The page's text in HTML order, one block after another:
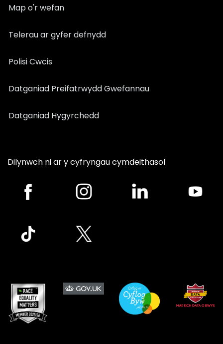
Map o'r wefan
Telerau ar gyfer defnydd
Polisi Cwcis
Datganiad Preifatrwydd Gwefannau
Datganiad Hygyrchedd
Dilynwch ni ar y cyfryngau cymdeithasol